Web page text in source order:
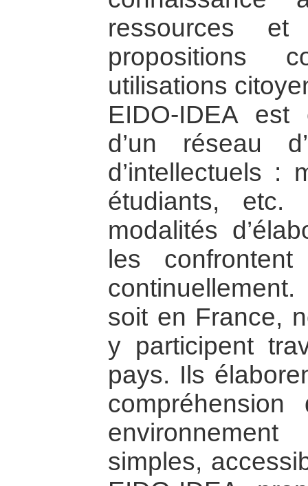
ressources
propositions
utilisations
EIDO-IDEA est
d’un réseau
d’intellectuels :
étudiants, etc.
modalités
les
soit en France,
y participent
pays. Ils
simples,